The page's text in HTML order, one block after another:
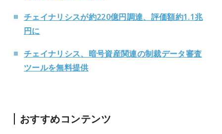
チェイナリシスが約220億円調達、評価額約1.1兆
円に
チェイナリシス、暗号資産関連の制裁データ審査
ツールを無料提供
おすすめコンテンツ